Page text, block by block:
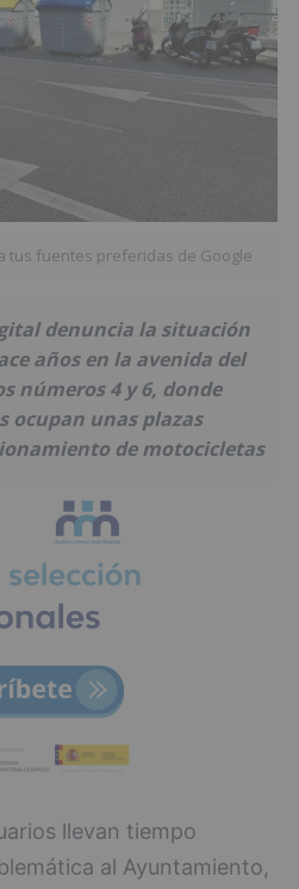
tus fuentes preferidas de Google
denuncia la situación
años en la avenida del
números 4 y 6, donde
ocupan unas plazas
de motocicletas
llevan tiempo
al Ayuntamiento,